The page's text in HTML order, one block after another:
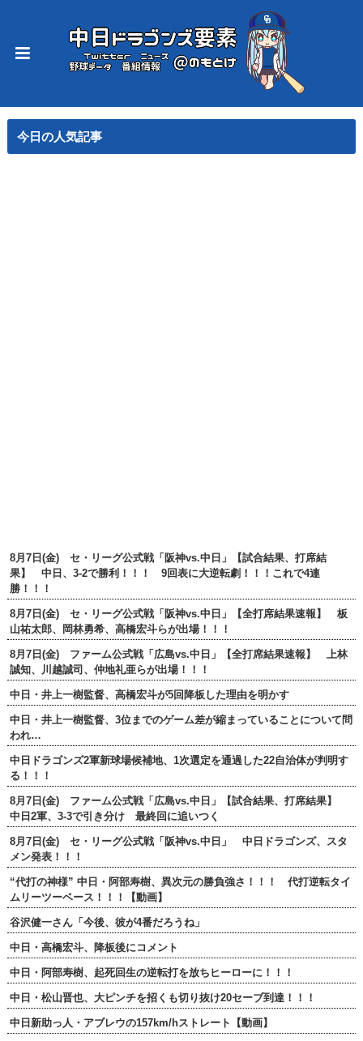
今日の人気記事
8月7日(金) セ・リーグ公式戦「阪神vs.中日」【試合結果、打席結
果】 中日、3-2で勝利！！！ 9回表に大逆転劇！！！これで4連
勝！！！
8月7日(金) セ・リーグ公式戦「阪神vs.中日」【全打席結果速報】 板
山祐太郎、岡林勇希、高橋宏斗らが出場！！！
8月7日(金) ファーム公式戦「広島vs.中日」【全打席結果速報】 上林
誠知、川越誠司、仲地礼亜らが出場！！！
中日・井上一樹監督、高橋宏斗が5回降板した理由を明かす
中日・井上一樹監督、3位までのゲーム差が縮まっていることについて問
われ…
中日ドラゴンズ2軍新球場候補地、1次選定を通過した22自治体が判明す
る！！！
8月7日(金) ファーム公式戦「広島vs.中日」【試合結果、打席結果】
中日2軍、3-3で引き分け 最終回に追いつく
8月7日(金) セ・リーグ公式戦「阪神vs.中日」 中日ドラゴンズ、スタ
メン発表！！！
“代打の神様” 中日・阿部寿樹、異次元の勝負強さ！！！ 代打逆転タイ
ムリーツーベース！！！【動画】
谷沢健一さん「今後、彼が4番だろうね」
中日・高橋宏斗、降板後にコメント
中日・阿部寿樹、起死回生の逆転打を放ちヒーローに！！！
中日・松山晋也、大ピンチを招くも切り抜け20セーブ到達！！！
中日新助っ人・アブレウの157km/hストレート【動画】